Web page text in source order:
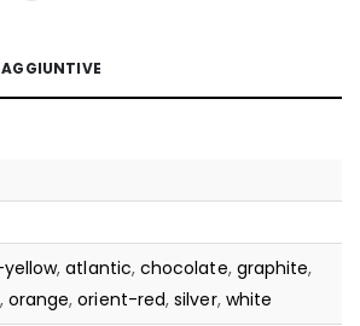
,atlantic, chocolate, graphite,
, orange,orient-red,silver, white